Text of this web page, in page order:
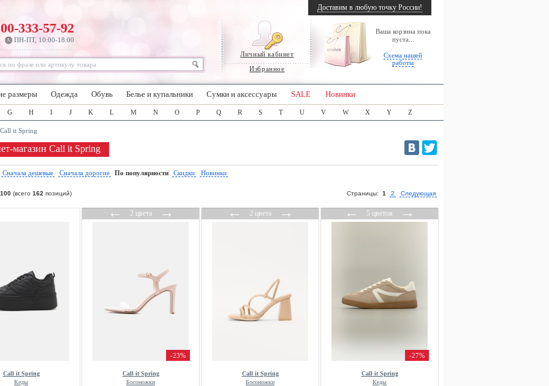
Личный кабинет
Избранное
Ваша корзина пока
пуста...
Схема нашей
работы
333-57-92
ПН-ПТ, 10:00-18:00
Доставим в любую точку России!
размеры Одежда Обувь Белье и купальники Сумки и аксессуары SALE Новинки
G H I J K L M N O P Q R S T U V W X Y Z
Call it Spring
магазин Call it Spring
Сначала дешевые Сначала дорогие По популярности Скидки Новинки
100 (всего 162 позиций) Страницы: 1 2 Следующая
Call it Spring
Кеды
←2 цвета→
-23%
Call it Spring
Босоножки
←2 цвета→
Call it Spring
Босоножки
←5 цветов→
-27%
Call it Spring
Кеды